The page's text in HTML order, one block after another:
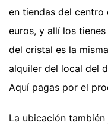
en tiendas del centro
euros, y allí los
del cristal es la
alquiler del local del
Aquí pagas por el
La ubicación